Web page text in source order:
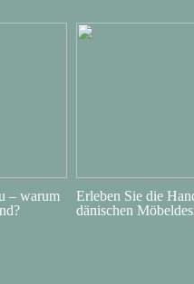
– warum
Erleben Sie die
dänischen